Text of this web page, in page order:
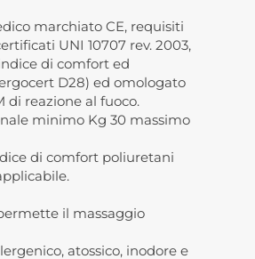
marchiato CE, requisiti
UNI 10707 rev. 2003,
di comfort ed
D28) ed omologato
di reazione al fuoco.
minimo Kg 30 massimo
di comfort poliuretani
il massaggio
atossico, inodore e